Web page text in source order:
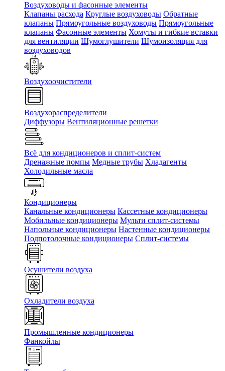
Воздуховоды и фасонные элементы
Клапаны расхода Круглые воздуховоды Обратные
клапаны Прямоугольные воздуховоды Прямоугольные
клапаны Фасонные элементы Хомуты и гибкие вставки
для вентиляции Шумоглушители Шумоизоляция для
воздуховодов
Воздухоочистители
Воздухораспределители
Диффузоры Вентиляционные решетки
Всё для кондиционеров и сплит-систем
Дренажные помпы Медные трубы Хладагенты
Холодильные масла
Кондиционеры
Канальные кондиционеры Кассетные кондиционеры
Мобильные кондиционеры Мульти сплит-системы
Напольные кондиционеры Настенные кондиционеры
Подпотолочные кондиционеры Сплит-системы
Осушители воздуха
Охладители воздуха
Промышленные кондиционеры
Фанкойлы